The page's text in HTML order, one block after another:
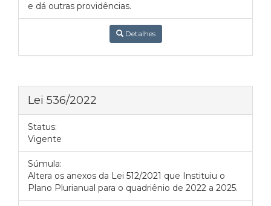
e dá outras providências.
Detalhes
Lei 536/2022
Status:
Vigente
Súmula:
Altera os anexos da Lei 512/2021 que Instituiu o
Plano Plurianual para o quadriênio de 2022 a 2025.